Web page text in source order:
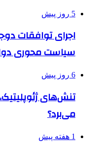
5 روز پیش
اجرای توافقات
سیاست محوری
6 روز پیش
تنش‌های
می‌برد؟
1 هفته پیش